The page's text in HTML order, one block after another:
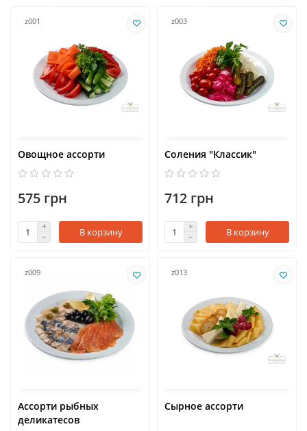
z001
Овощное ассорти
575 грн
В корзину
z003
Соления "Классик"
712 грн
В корзину
z009
Ассорти рыбных
деликатесов
z013
Сырное ассорти